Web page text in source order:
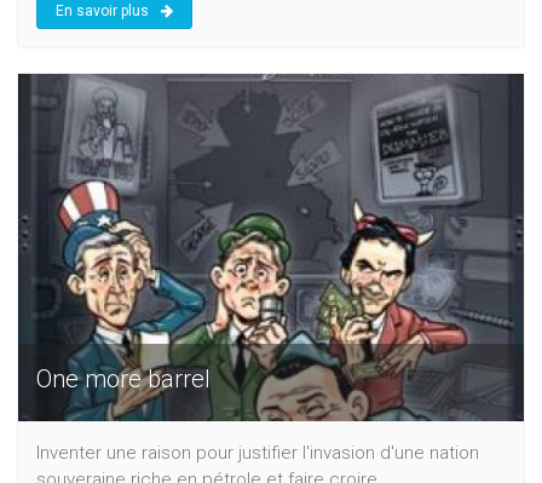
En savoir plus
One more barrel
Inventer une raison pour justifier l'invasion d'une nation